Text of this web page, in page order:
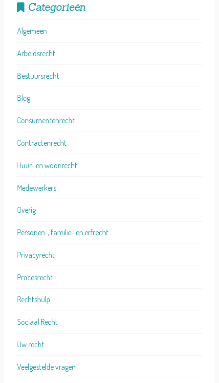
Categorieën
Algemeen
Arbeidsrecht
Bestuursrecht
Blog
Consumentenrecht
Contractenrecht
Huur- en woonrecht
Medewerkers
Overig
Personen-, familie- en erfrecht
Privacyrecht
Procesrecht
Rechtshulp
Sociaal Recht
Uw recht
Veelgestelde vragen